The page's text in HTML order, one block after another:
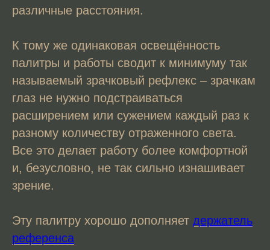
различные расстояния.
К тому же одинаковая освещённость
палитры и работы сводит к минимуму так
называемый зрачковый рефлекс – зрачкам
глаз не нужно подстраиваться
расширением или сужением каждый раз к
разному количеству отраженного света.
Все это делает работу более комфортной
и, безусловно, не так сильно изнашивает
зрение.
Эту палитру хорошо дополняет держатель
референса